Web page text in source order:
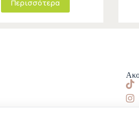
Περισσότερα
παραγγελίας